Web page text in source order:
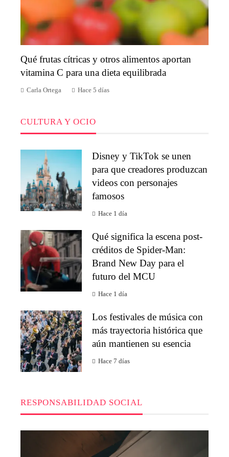
Qué frutas cítricas y otros alimentos aportan
vitamina C para una dieta equilibrada
Carla Ortega Hace 5 días
CULTURA Y OCIO
Disney y TikTok se unen
para que creadores produzcan
videos con personajes
famosos
Hace 1 día
Qué significa la escena post-
créditos de Spider-Man:
Brand New Day para el
futuro del MCU
Hace 1 día
Los festivales de música con
más trayectoria histórica que
aún mantienen su esencia
Hace 7 días
RESPONSABILIDAD SOCIAL